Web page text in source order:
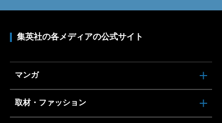
集英社の各メディアの公式サイト
マンガ
取材・ファッション